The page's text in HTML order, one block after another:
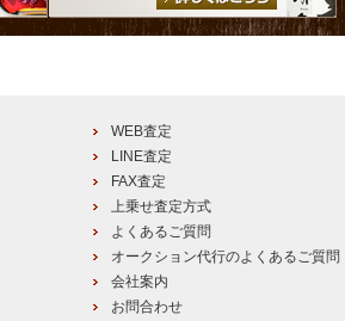
WEB査定
LINE査定
FAX査定
上乗せ査定方式
よくあるご質問
オークション代行のよくあるご質問
会社案内
お問合わせ